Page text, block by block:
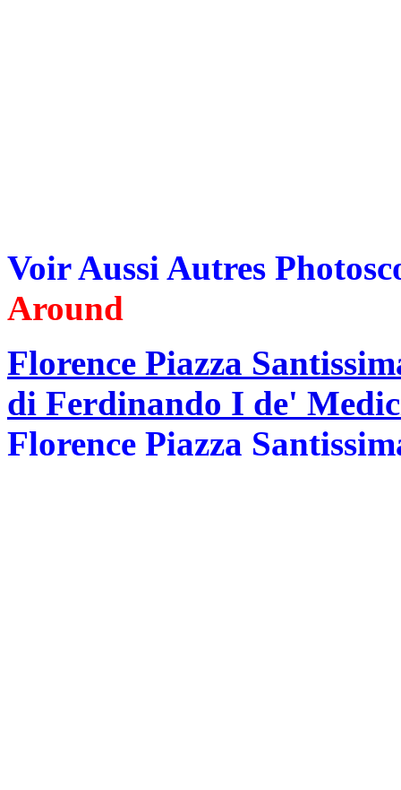
Voir Aussi Autres
Around
Florence Piazza
di Ferdinando I de'
Florence Piazza